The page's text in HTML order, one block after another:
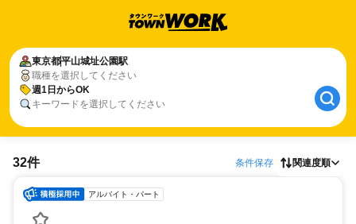
東京都平山城址公園駅
職種を選択してください
週1日からOK
キーワードを選択してください
32件 条件保存 関連度順
アルバイト・パート